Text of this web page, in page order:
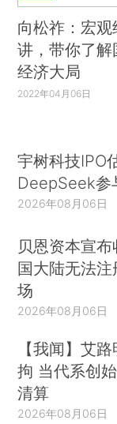
向松祚：宏观
讲，带你了解
经济大局
2022年04月06日
宇树科技IPO
DeepSeek参
2026年08月06日
贝恩资本宣
国大陆无法
场
2026年08月06日
【我闻】艾
拘 当代系创
清算
2026年08月06日